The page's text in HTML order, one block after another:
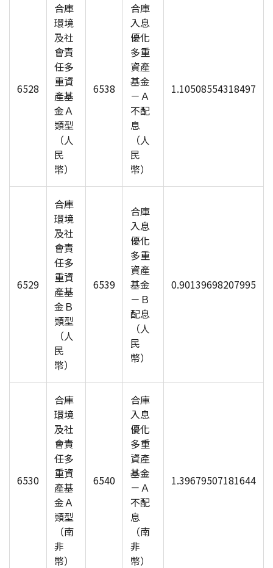
6528
合庫
環境
及社
會責
任多
重資
產基
金Ａ
類型
（人
民
幣）
6538
合庫
入息
優化
多重
資產
基金
－Ａ
不配
息
（人
民
幣）
1.10508554318497
6529
合庫
環境
及社
會責
任多
重資
產基
金Ｂ
類型
（人
民
幣）
6539
合庫
入息
優化
多重
資產
基金
－Ｂ
配息
（人
民
幣）
0.90139698207995
6530
合庫
環境
及社
會責
任多
重資
產基
金Ａ
類型
（南
非
幣）
6540
合庫
入息
優化
多重
資產
基金
－Ａ
不配
息
（南
非
幣）
1.39679507181644